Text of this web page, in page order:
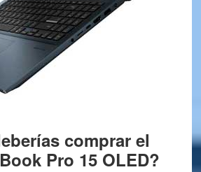
comprar el
Pro 15 OLED?